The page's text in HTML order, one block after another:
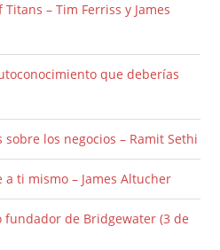
– Tim Ferriss y James
que deberías
los negocios – Ramit Sethi
ti mismo – James Altucher
fundador de Bridgewater (3 de